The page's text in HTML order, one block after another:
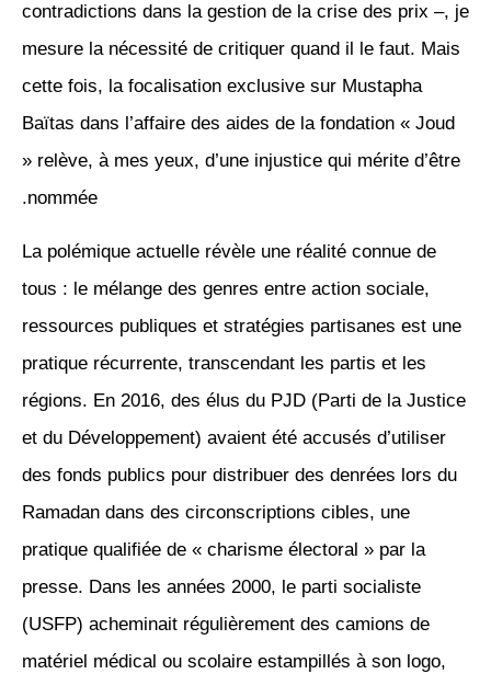
contradictions dans la gestion de la crise des prix –, je
mesure la nécessité de critiquer quand il le faut. Mais
cette fois, la focalisation exclusive sur Mustapha
Baïtas dans l’affaire des aides de la fondation « Joud
» relève, à mes yeux, d’une injustice qui mérite d’être
nommée.
La polémique actuelle révèle une réalité connue de
tous : le mélange des genres entre action sociale,
ressources publiques et stratégies partisanes est une
pratique récurrente, transcendant les partis et les
régions. En 2016, des élus du PJD (Parti de la Justice
et du Développement) avaient été accusés d’utiliser
des fonds publics pour distribuer des denrées lors du
Ramadan dans des circonscriptions cibles, une
pratique qualifiée de « charisme électoral » par la
presse. Dans les années 2000, le parti socialiste
(USFP) acheminait régulièrement des camions de
matériel médical ou scolaire estampillés à son logo,